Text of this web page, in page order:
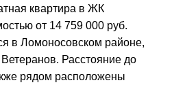
квартира в ЖК
от 14 759 000 руб.
в Ломоносовском районе,
Расстояние до
рядом расположены